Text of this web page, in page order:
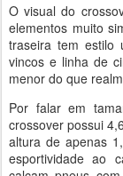
O visual do
elementos muito
traseira tem estilo
vincos e linha de
menor do que
Por falar em
crossover possui
altura de apenas
esportividade ao